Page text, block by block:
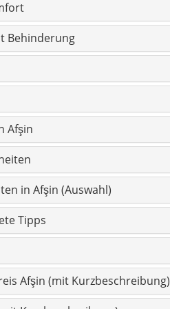
Behinderung
Afşin
in Afşin (Auswahl)
Tipps
Afşin (mit Kurzbeschreibung)